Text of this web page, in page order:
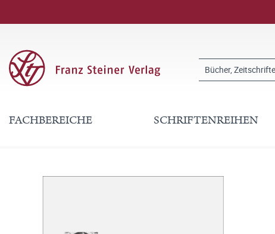
FACHBEREICHE SCHRIFTENREIHEN